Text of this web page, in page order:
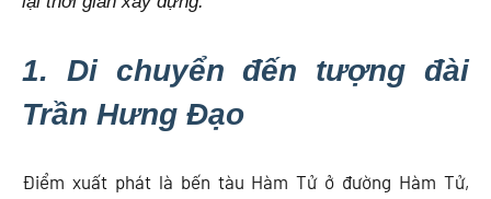
1. Di chuyển đến tượng đài
Trần Hưng Đạo
Điểm xuất phát là bến tàu Hàm Tử ở đường Hàm Tử,